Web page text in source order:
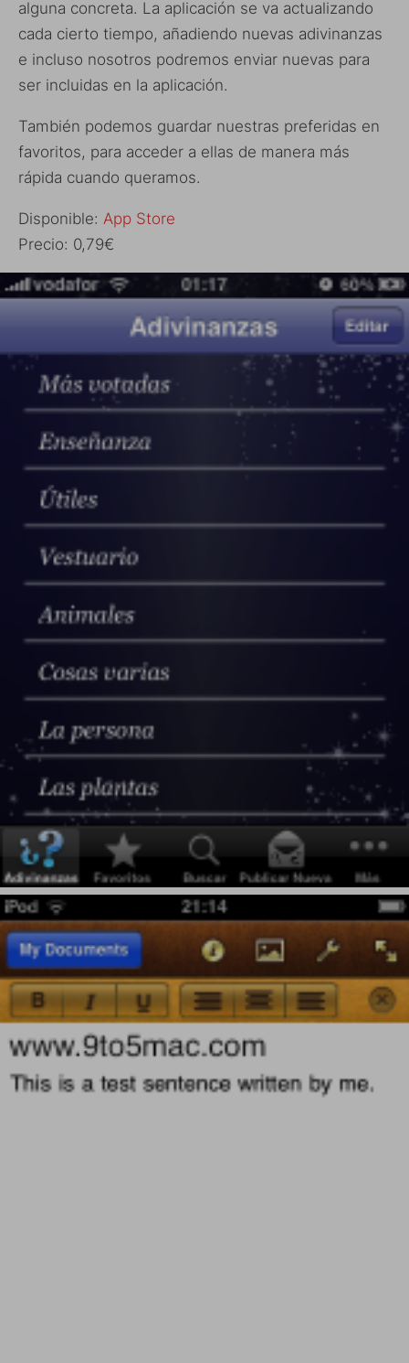
alguna concreta. La aplicación se va actualizando
cada cierto tiempo, añadiendo nuevas adivinanzas
e incluso nosotros podremos enviar nuevas para
ser incluidas en la aplicación.
También podemos guardar nuestras preferidas en
favoritos, para acceder a ellas de manera más
rápida cuando queramos.
Disponible: App Store
Precio: 0,79€